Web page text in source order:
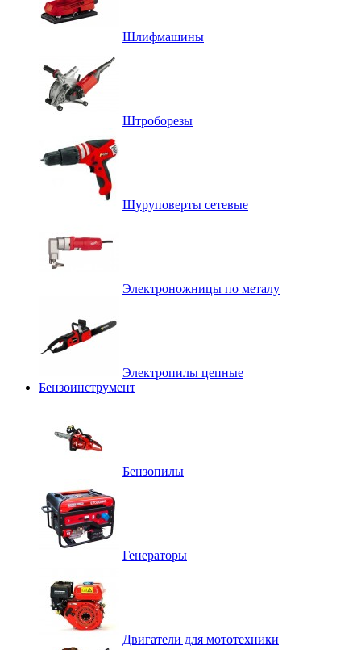
Шлифмашины
Штроборезы
Шуруповерты сетевые
Электроножницы по металу
Электропилы цепные
Бензоинструмент
Бензопилы
Генераторы
Двигатели для мототехники